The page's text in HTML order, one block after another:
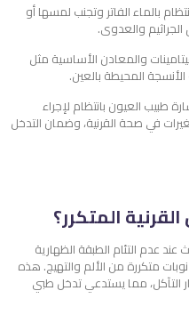
بالماء الفاتر وتجنب لمسها أو
والعدوى.
والمعادن الأساسية مثل
طبيب العيون بانتظام لإجراء
في صحة القرنية، وضمان التدخل
المتكرر؟
عدم التئام الطبقة الظهارية
متكررة من الألم والتهيج. هذه
التآكل، مما يستدعي تدخل طبي